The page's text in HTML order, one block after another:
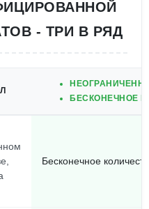
- ТРИ В РЯД
БЕСКОНЕЧНОЕ
Бесконечное